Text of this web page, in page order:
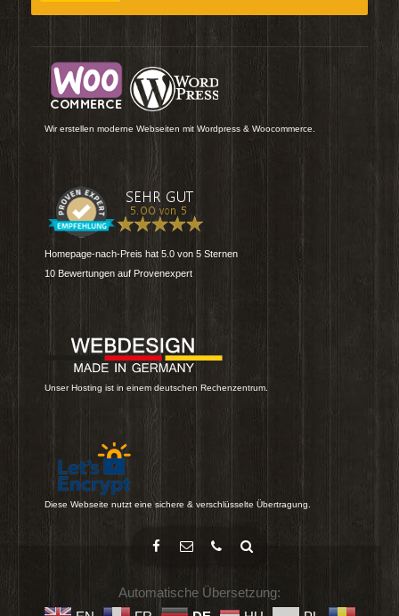
Wir erstellen moderne Webseiten mit Wordpress & Woocommerce.
Homepage-nach-Preis hat 5.0 von 5 Sternen
10 Bewertungen auf Provenexpert
Unser Hosting ist in einem deutschen Rechenzentrum.
Diese Webseite nutzt eine sichere & verschlüsselte Übertragung.
Automatische Übersetzung: